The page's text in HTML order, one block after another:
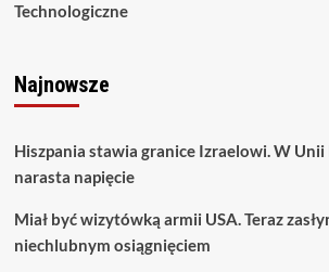
Technologiczne
Najnowsze
Hiszpania stawia granice Izraelowi. W
narasta napięcie
Miał być wizytówką armii USA. Teraz
niechlubnym osiągnięciem